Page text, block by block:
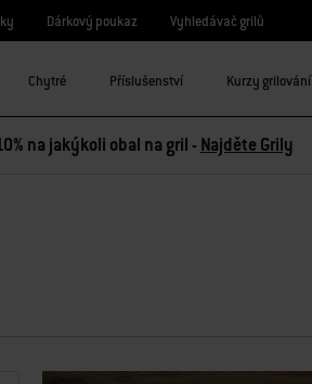
Dárkový poukaz Vyhledávač grilů
Chytré Příslušenství Kurzy grilování
na jakýkoli obal na gril - Najděte Grily